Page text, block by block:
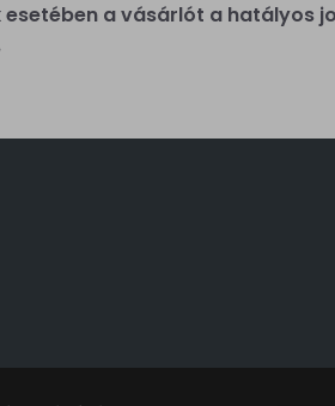
a vásárlót a hatályos